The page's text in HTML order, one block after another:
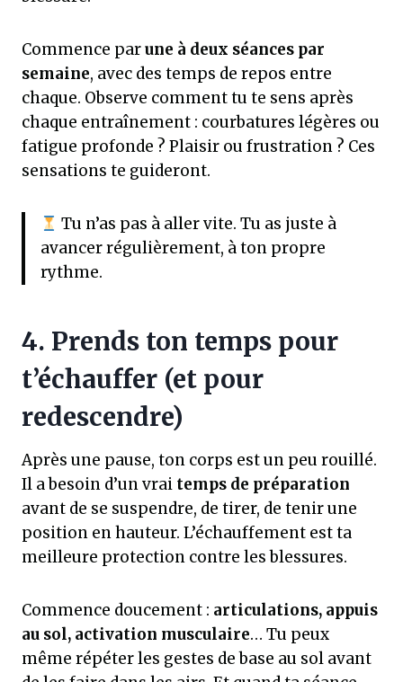
Commence parune à deux séances par
semaine, avec des temps de repos entre
chaque. Observe comment tu te sens après
chaque entraînement : courbatures légères ou
fatigue profonde ? Plaisir ou frustration ? Ces
sensations te guideront.
Tu n’as pas à aller vite. Tu as juste à
avancer régulièrement, à ton propre
rythme.
4. Prends ton temps pour
t’échauffer (et pour
redescendre)
Après une pause, ton corps est un peu rouillé.
Il a besoin d’un vrai temps de préparation
avant de se suspendre, de tirer, de tenir une
position en hauteur. L’échauffement est ta
meilleure protection contre les blessures.
Commence doucement : articulations, appuis
au sol, activation musculaire… Tu peux
même répéter les gestes de base au sol avant